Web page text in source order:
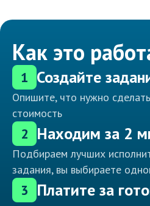
Как это
1 Создайте
Опишите, что нужно
стоимость
2 Находим за 2
Подбираем лучших
задания, вы выбираете
3 Платите за